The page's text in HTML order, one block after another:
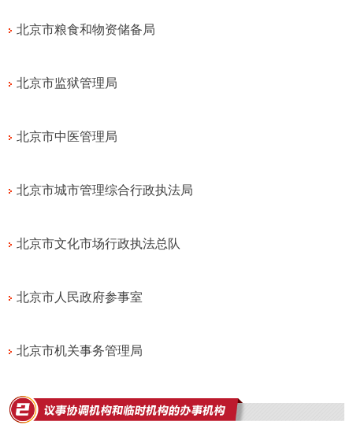
北京市粮食和物资储备局
北京市监狱管理局
北京市中医管理局
北京市城市管理综合行政执法局
北京市文化市场行政执法总队
北京市人民政府参事室
北京市机关事务管理局